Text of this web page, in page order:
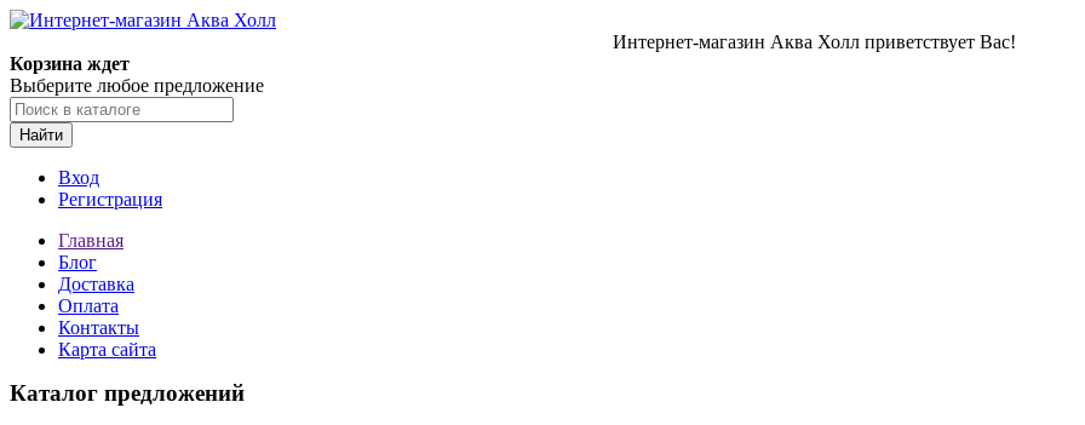
Интернет-магазин Аква Холл приветствует Вас!
Корзина ждет
Выберите любое предложение
Найти
Вход
Регистрация
Главная
Блог
Доставка
Оплата
Контакты
Карта сайта
Каталог предложений